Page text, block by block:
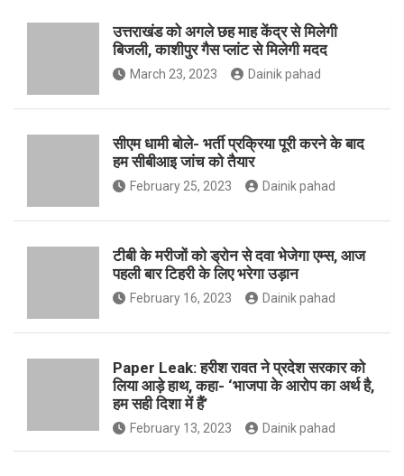
उत्तराखंड को अगले छह माह केंद्र से मिलेगी
बिजली, काशीपुर गैस प्लांट से मिलेगी मदद
March 23, 2023 Dainik pahad
सीएम धामी बोले- भर्ती प्रक्रिया पूरी करने के बाद
हम सीबीआइ जांच को तैयार
February 25, 2023 Dainik pahad
टीबी के मरीजों को ड्रोन से दवा भेजेगा एम्स, आज
पहली बार टिहरी के लिए भरेगा उड़ान
February 16, 2023 Dainik pahad
Paper Leak: हरीश रावत ने प्रदेश सरकार को
लिया आड़े हाथ, कहा- ‘भाजपा के आरोप का अर्थ है,
हम सही दिशा में हैं’
February 13, 2023 Dainik pahad